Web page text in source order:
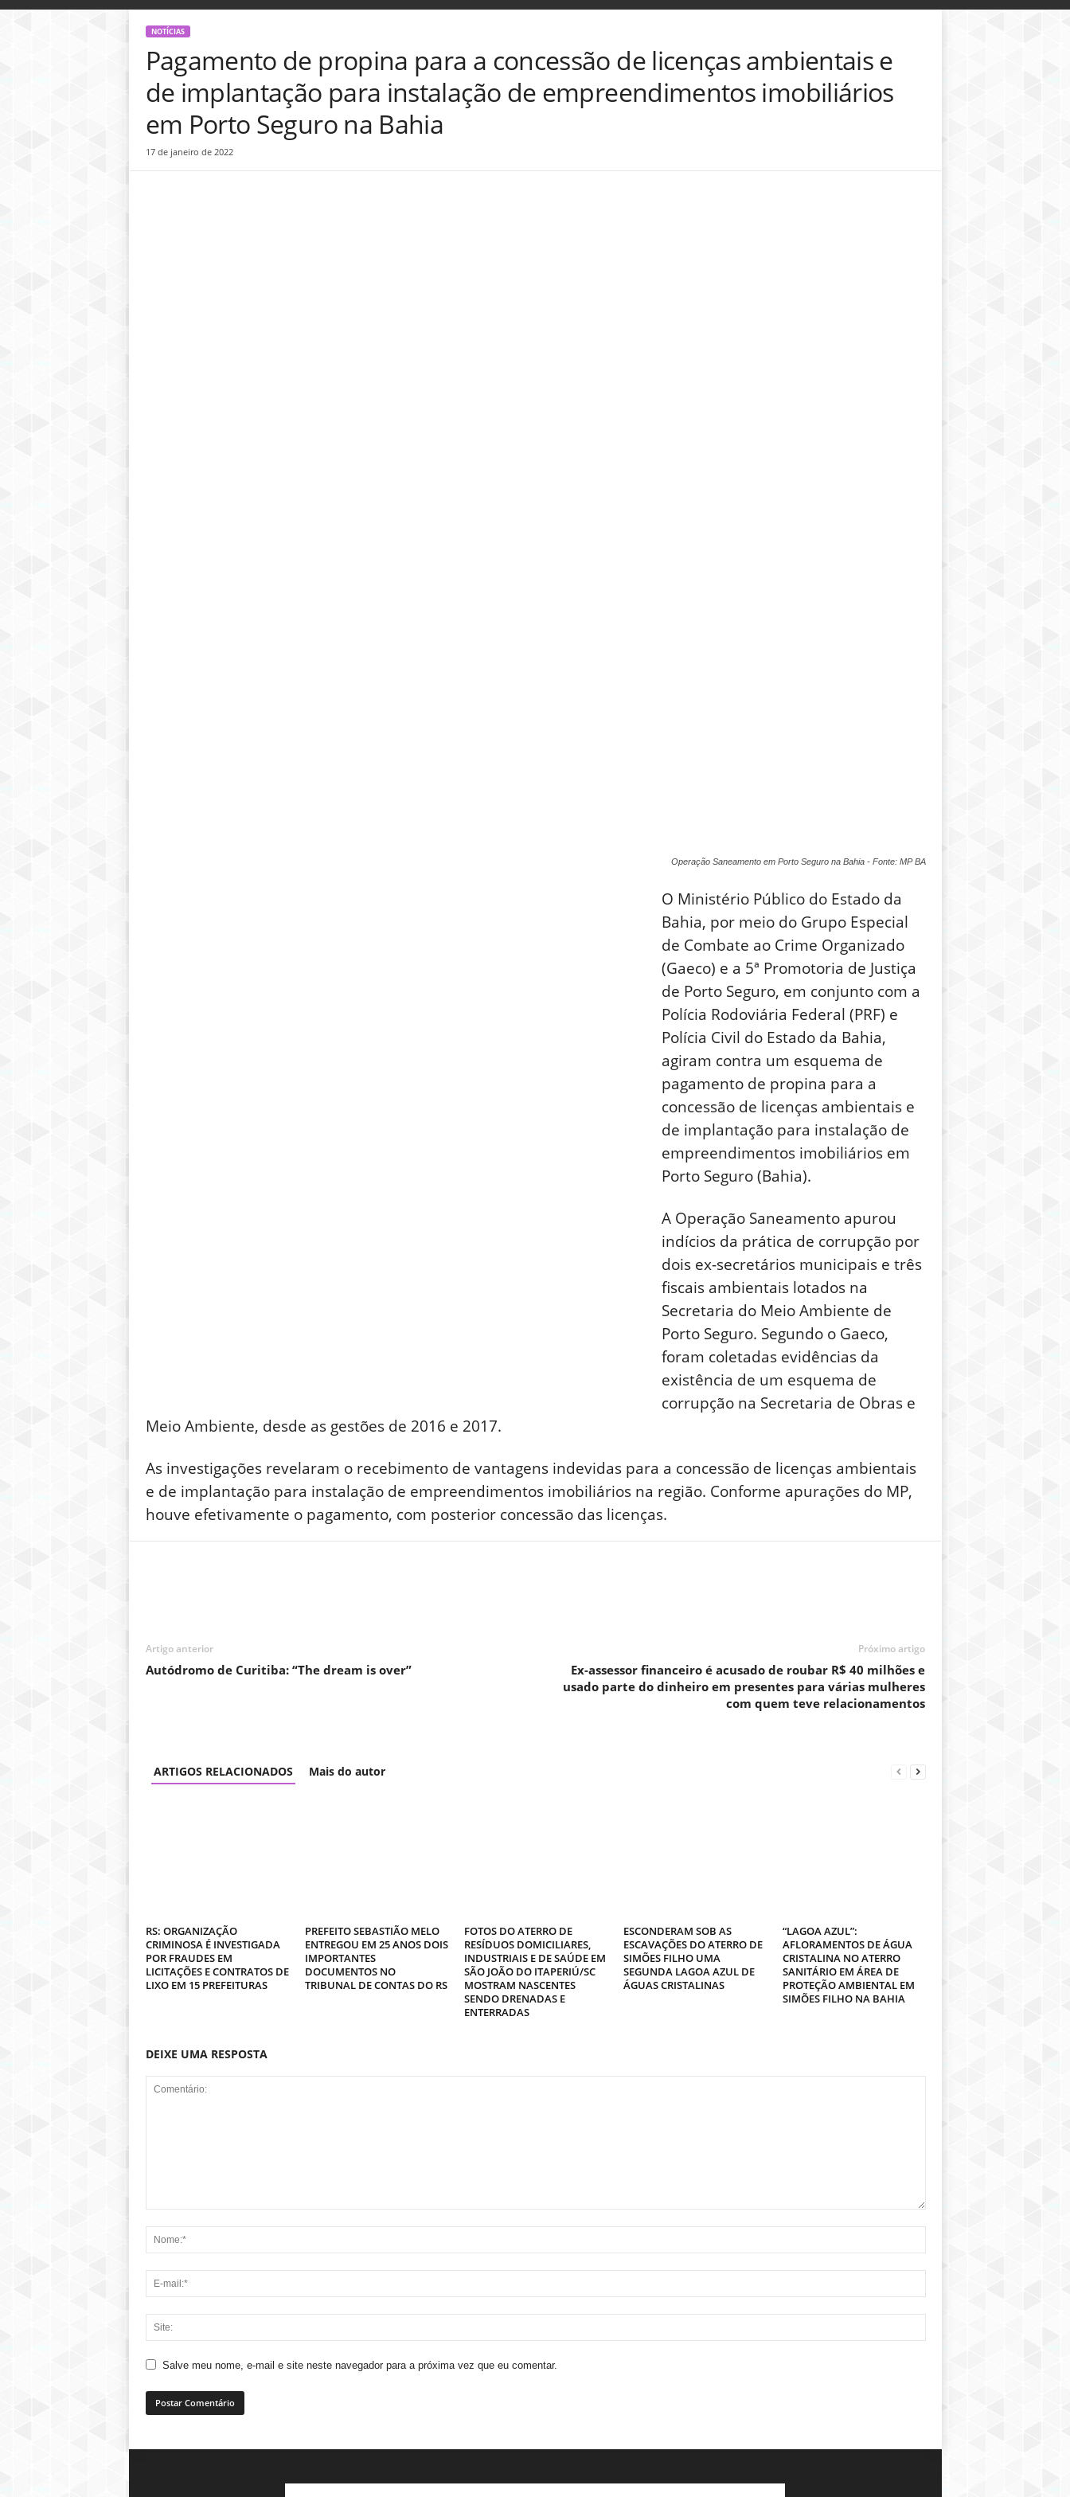
o
NOTÍCIAS
Pagamento de propina para a concessão de licenças ambientais e
de implantação para instalação de empreendimentos imobiliários
em Porto Seguro na Bahia
17 de janeiro de 2022
Operação Saneamento em Porto Seguro na Bahia - Fonte: MP BA
O Ministério Público do Estado da
Bahia, por meio do Grupo Especial
de Combate ao Crime Organizado
(Gaeco) e a 5ª Promotoria de Justiça
de Porto Seguro, em conjunto com a
Polícia Rodoviária Federal (PRF) e
Polícia Civil do Estado da Bahia,
agiram contra um esquema de
pagamento de propina para a
concessão de licenças ambientais e
de implantação para instalação de
empreendimentos imobiliários em
Porto Seguro (Bahia).
A Operação Saneamento apurou
indícios da prática de corrupção por
dois ex-secretários municipais e três
fiscais ambientais lotados na
Secretaria do Meio Ambiente de
Porto Seguro. Segundo o Gaeco,
foram coletadas evidências da
existência de um esquema de
corrupção na Secretaria de Obras e
Meio Ambiente, desde as gestões de 2016 e 2017.
As investigações revelaram o recebimento de vantagens indevidas para a concessão de licenças ambientais
e de implantação para instalação de empreendimentos imobiliários na região. Conforme apurações do MP,
houve efetivamente o pagamento, com posterior concessão das licenças.
Artigo anterior
Autódromo de Curitiba: “The dream is over”
Próximo artigo
Ex-assessor financeiro é acusado de roubar R$ 40 milhões e
usado parte do dinheiro em presentes para várias mulheres
com quem teve relacionamentos
ARTIGOS RELACIONADOS Mais do autor
RS: ORGANIZAÇÃO
CRIMINOSA É INVESTIGADA
POR FRAUDES EM
LICITAÇÕES E CONTRATOS DE
LIXO EM 15 PREFEITURAS
PREFEITO SEBASTIÃO MELO
ENTREGOU EM 25 ANOS DOIS
IMPORTANTES
DOCUMENTOS NO
TRIBUNAL DE CONTAS DO RS
FOTOS DO ATERRO DE
RESÍDUOS DOMICILIARES,
INDUSTRIAIS E DE SAÚDE EM
SÃO JOÃO DO ITAPERIÚ/SC
MOSTRAM NASCENTES
SENDO DRENADAS E
ENTERRADAS
ESCONDERAM SOB AS
ESCAVAÇÕES DO ATERRO DE
SIMÕES FILHO UMA
SEGUNDA LAGOA AZUL DE
ÁGUAS CRISTALINAS
“LAGOA AZUL”:
AFLORAMENTOS DE ÁGUA
CRISTALINA NO ATERRO
SANITÁRIO EM ÁREA DE
PROTEÇÃO AMBIENTAL EM
SIMÕES FILHO NA BAHIA
DEIXE UMA RESPOSTA
Salve meu nome, e-mail e site neste navegador para a próxima vez que eu comentar.